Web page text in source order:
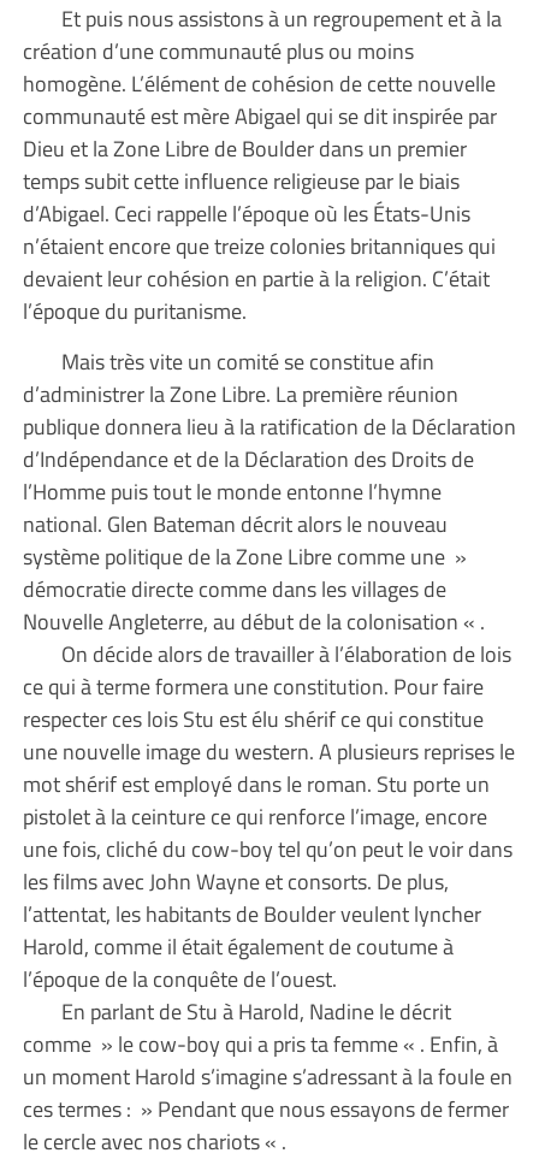
Et puis nous assistons à un regroupement et à la
création d’une communauté plus ou moins
homogène. L’élément de cohésion de cette nouvelle
communauté est mère Abigael qui se dit inspirée par
Dieu et la Zone Libre de Boulder dans un premier
temps subit cette influence religieuse par le biais
d’Abigael. Ceci rappelle l’époque où les États-Unis
n’étaient encore que treize colonies britanniques qui
devaient leur cohésion en partie à la religion. C’était
l’époque du puritanisme.
Mais très vite un comité se constitue afin
d’administrer la Zone Libre. La première réunion
publique donnera lieu à la ratification de la Déclaration
d’Indépendance et de la Déclaration des Droits de
l’Homme puis tout le monde entonne l’hymne
national. Glen Bateman décrit alors le nouveau
système politique de la Zone Libre comme une »
démocratie directe comme dans les villages de
Nouvelle Angleterre, au début de la colonisation « .
On décide alors de travailler à l’élaboration de lois
ce qui à terme formera une constitution. Pour faire
respecter ces lois Stu est élu shérif ce qui constitue
une nouvelle image du western. A plusieurs reprises le
mot shérif est employé dans le roman. Stu porte un
pistolet à la ceinture ce qui renforce l’image, encore
une fois, cliché du cow-boy tel qu’on peut le voir dans
les films avec John Wayne et consorts. De plus,
l’attentat, les habitants de Boulder veulent lyncher
Harold, comme il était également de coutume à
l’époque de la conquête de l’ouest.
En parlant de Stu à Harold, Nadine le décrit
comme » le cow-boy qui a pris ta femme « . Enfin, à
un moment Harold s’imagine s’adressant à la foule en
ces termes : » Pendant que nous essayons de fermer
le cercle avec nos chariots « .